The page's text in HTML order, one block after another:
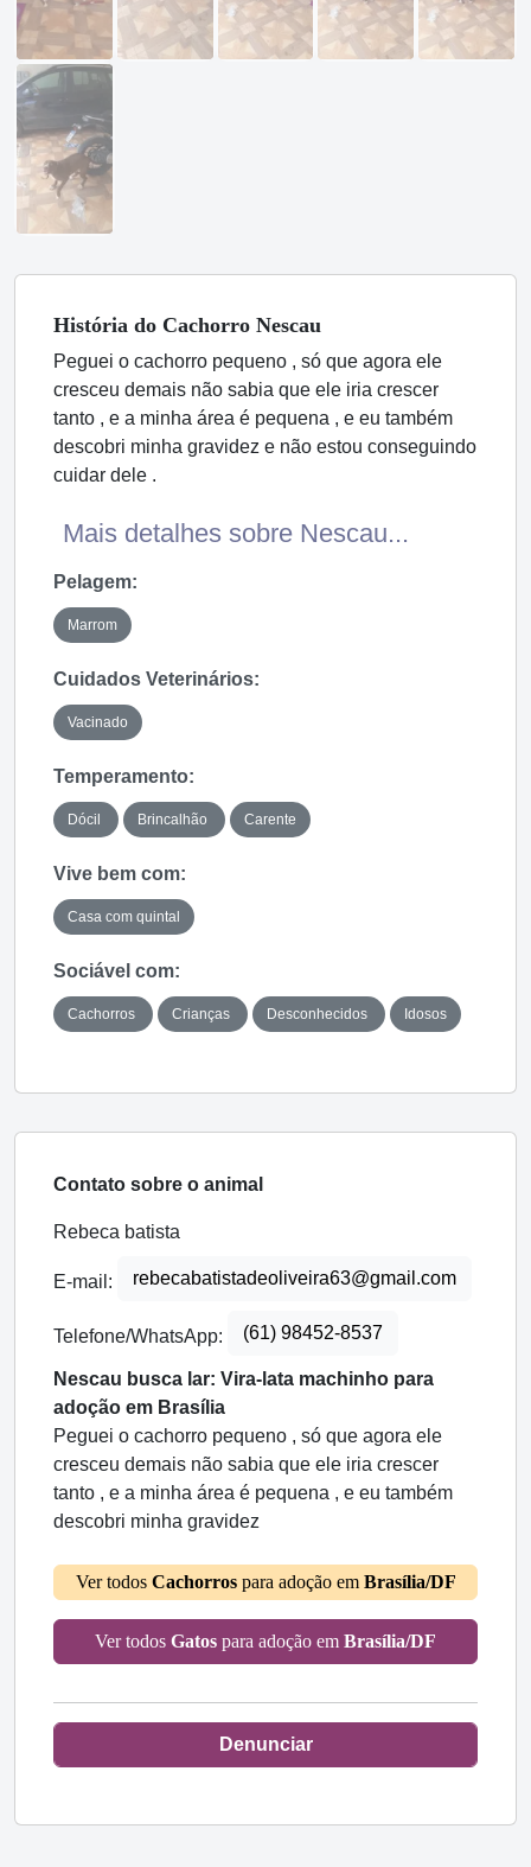
História do Cachorro Nescau
Peguei o cachorro pequeno , só que agora ele
cresceu demais não sabia que ele iria crescer
tanto , e a minha área é pequena , e eu também
descobri minha gravidez e não estou conseguindo
cuidar dele .
Mais detalhes sobre Nescau...
Pelagem:
Marrom
Cuidados Veterinários:
Vacinado
Temperamento:
Dócil Brincalhão Carente
Vive bem com:
Casa com quintal
Sociável com:
Cachorros Crianças Desconhecidos Idosos
Contato sobre o animal
Rebeca batista
E-mail: rebecabatistadeoliveira63@gmail.com
Telefone/WhatsApp: (61) 98452-8537
Nescau busca lar: Vira-lata machinho para
adoção em Brasília
Peguei o cachorro pequeno , só que agora ele
cresceu demais não sabia que ele iria crescer
tanto , e a minha área é pequena , e eu também
descobri minha gravidez
Ver todos Cachorrospara adoção em Brasília/DF
Ver todos Gatos para adoção em Brasília/DF
Denunciar